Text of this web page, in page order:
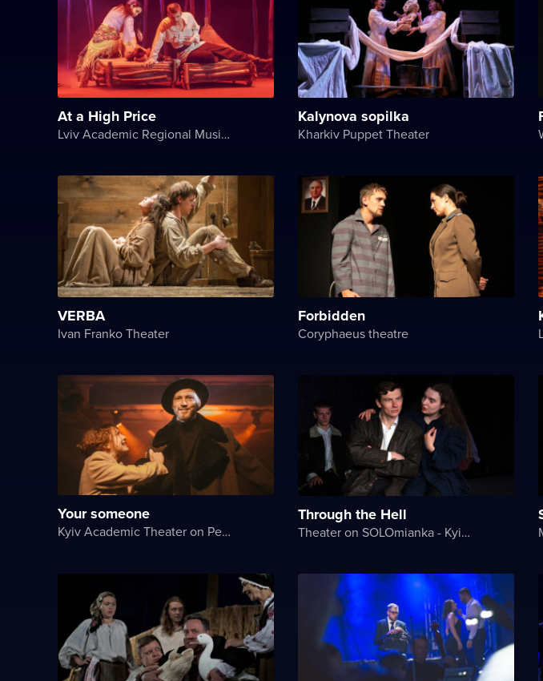
At a High Price
Lviv Academic Regional Music and Drama Theater named after Yuriy Drohobych
Kalynova sopilka
Kharkiv Puppet Theater
VERBA
Ivan Franko Theater
Forbidden
Coryphaeus theatre
Your someone
Kyiv Academic Theater on Pechersk
Through the Hell
Theater on SOLOmianka - Kyiv Chamber Theater